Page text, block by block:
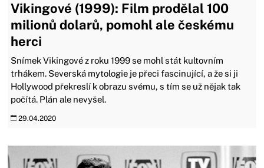
Vikingové (1999): Film prodělal 100
milionů dolarů, pomohl ale českému
herci
Snímek Vikingové z roku 1999 se mohl stát kultovním
trhákem. Severská mytologie je přeci fascinující, a že si ji
Hollywood překreslí k obrazu svému, s tím se už nějak tak
počítá. Plán ale nevyšel.
29.04.2020